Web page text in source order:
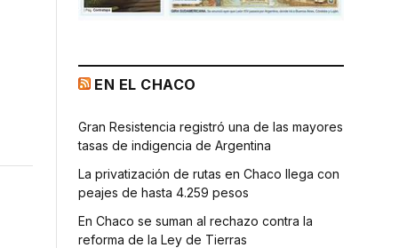
EN EL CHACO
Gran Resistencia registró una de las mayores
tasas de indigencia de Argentina
La privatización de rutas en Chaco llega con
peajes de hasta 4.259 pesos
En Chaco se suman al rechazo contra la
reforma de la Ley de Tierras